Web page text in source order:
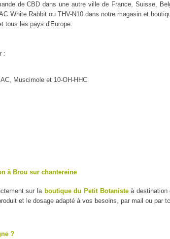
de CBD dans une autre ville de France, Suisse,
White Rabbit ou THV-N10 dans notre magasin et
tous les pays d'Europe.
:
Muscimole et 10-OH-HHC
à Brou sur chantereine
sur la boutique du Petit Botanisteà destination
et le dosage adapté à vos besoins, par mail ou par
?